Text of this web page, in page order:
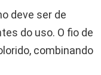
deve ser de
do uso. O fio de
combinando